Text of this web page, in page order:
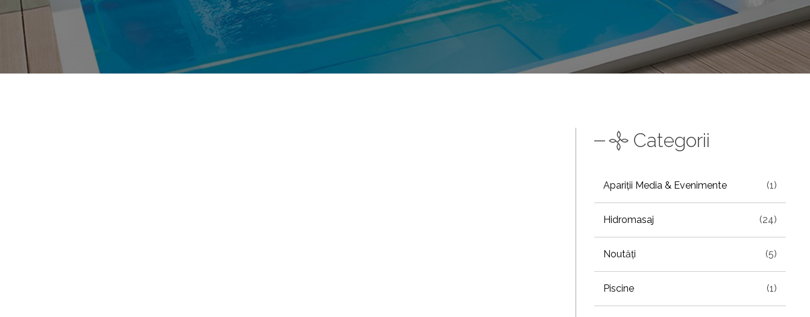
Categorii
Apariții Media & Evenimente (1)
Hidromasaj (24)
Noutăți (5)
Piscine (1)